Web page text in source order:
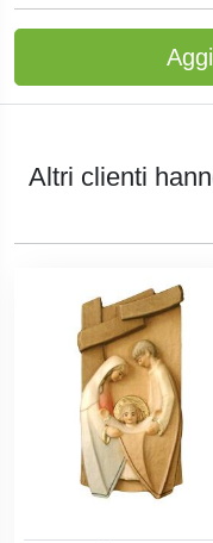
Altri clienti